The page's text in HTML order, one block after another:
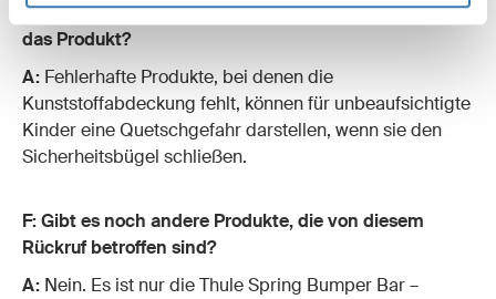
F: Gibt es irgendwelche Sicherheitsbedenken gegen
das Produkt?
A: Fehlerhafte Produkte, bei denen die
Kunststoffabdeckung fehlt, können für unbeaufsichtigte
Kinder eine Quetschgefahr darstellen, wenn sie den
Sicherheitsbügel schließen.
F: Gibt es noch andere Produkte, die von diesem
Rückruf betroffen sind?
A: Nein. Es ist nur die Thule Spring Bumper Bar –